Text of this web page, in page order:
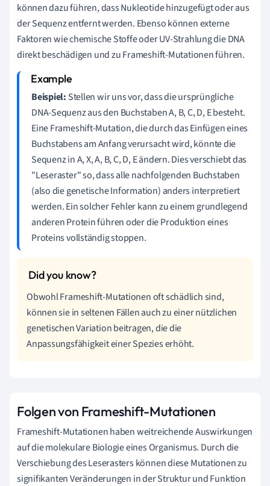
können dazu führen, dass Nukleotide hinzugefügt oder aus
der Sequenz entfernt werden. Ebenso können externe
Faktoren wie chemische Stoffe oder UV-Strahlung die DNA
direkt beschädigen und zu Frameshift-Mutationen führen.
Beispiel: Stellen wir uns vor, dass die ursprüngliche
DNA-Sequenz aus den Buchstaben A, B, C, D, E besteht.
Eine Frameshift-Mutation, die durch das Einfügen eines
Buchstabens am Anfang verursacht wird, könnte die
Sequenz in A, X, A, B, C, D, E ändern. Dies verschiebt das
"Leseraster" so, dass alle nachfolgenden Buchstaben
(also die genetische Information) anders interpretiert
werden. Ein solcher Fehler kann zu einem grundlegend
anderen Protein führen oder die Produktion eines
Proteins vollständig stoppen.
Obwohl Frameshift-Mutationen oft schädlich sind,
können sie in seltenen Fällen auch zu einer nützlichen
genetischen Variation beitragen, die die
Anpassungsfähigkeit einer Spezies erhöht.
Folgen von Frameshift-Mutationen
Frameshift-Mutationen haben weitreichende Auswirkungen
auf die molekulare Biologie eines Organismus. Durch die
Verschiebung des Leserasters können diese Mutationen zu
signifikanten Veränderungen in der Struktur und Funktion